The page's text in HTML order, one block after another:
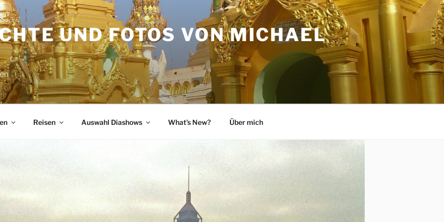
UND FOTOS VON MICHAEL
Reisen Auswahl Diashows What’s New? Über mich